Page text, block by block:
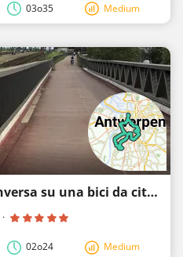
03o35 Medium
Scoprite i quartieri di Anversa su una bici da città! (circuito meridionale)
·
02o24 Medium